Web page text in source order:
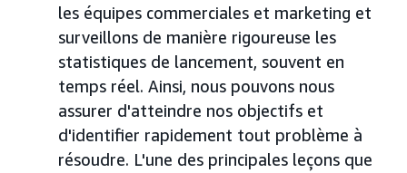
les équipes commerciales et marketing et
surveillons de manière rigoureuse les
statistiques de lancement, souvent en
temps réel. Ainsi, nous pouvons nous
assurer d'atteindre nos objectifs et
d'identifier rapidement tout problème à
résoudre. L'une des principales leçons que